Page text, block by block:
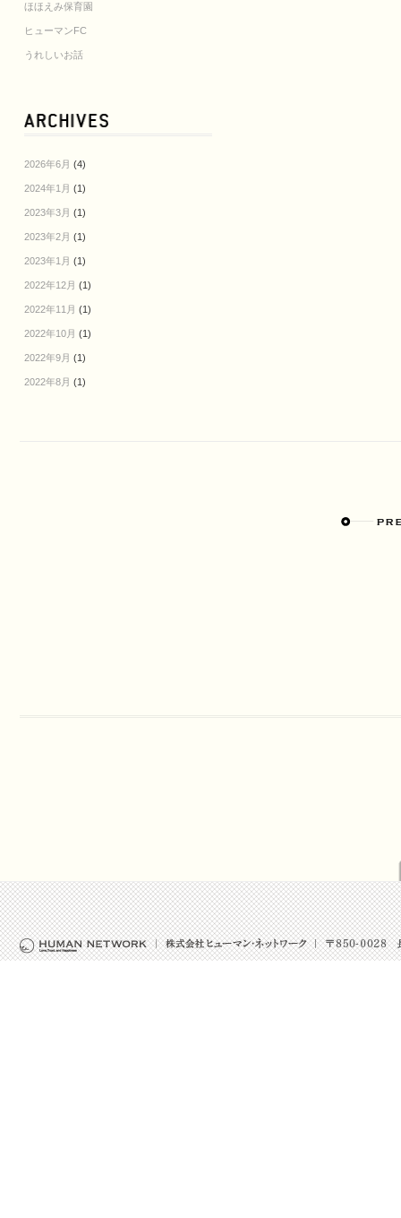
ほほえみ保育園
ヒューマンFC
うれしいお話
2026年6月 (4)
2024年1月 (1)
2023年3月 (1)
2023年2月 (1)
2023年1月 (1)
2022年12月 (1)
2022年11月 (1)
2022年10月 (1)
2022年9月 (1)
2022年8月 (1)